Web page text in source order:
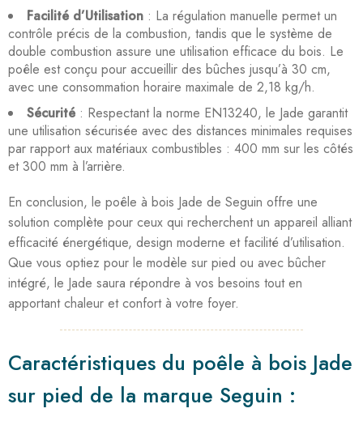
Facilité d’Utilisation : La régulation manuelle permet un
contrôle précis de la combustion, tandis que le système de
double combustion assure une utilisation efficace du bois. Le
poêle est conçu pour accueillir des bûches jusqu’à 30 cm,
avec une consommation horaire maximale de 2,18 kg/h.
Sécurité : Respectant la norme EN13240, le Jade garantit
une utilisation sécurisée avec des distances minimales requises
par rapport aux matériaux combustibles : 400 mm sur les côtés
et 300 mm à l’arrière.
En conclusion, le poêle à bois Jade de Seguin offre une
solution complète pour ceux qui recherchent un appareil alliant
efficacité énergétique, design moderne et facilité d’utilisation.
Que vous optiez pour le modèle sur pied ou avec bûcher
intégré, le Jade saura répondre à vos besoins tout en
apportant chaleur et confort à votre foyer.
Caractéristiques du poêle à bois Jade
sur pied de la marque Seguin :